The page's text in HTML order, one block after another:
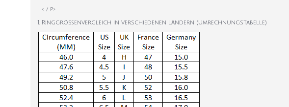
< / p>
1. Ringgrößenvergleich in verschiedenen Ländern (Umrechnungstabelle)